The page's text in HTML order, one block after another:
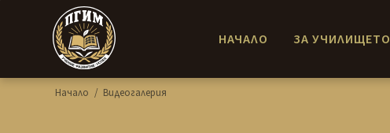
Начало / Видеогалерия
НАЧАЛО ЗА УЧИЛИЩЕТО